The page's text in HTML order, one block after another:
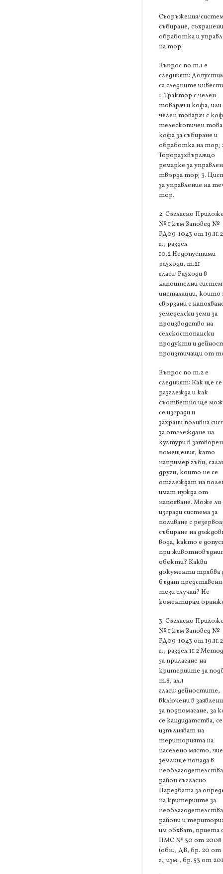
Съоръжения/
събиране,
обработка и
на тор.
Въпрос по т.1 е
следният:
са следните
1. Трактор с челен
товарач и кофа,
челен товарач с
телескопичен
кофа за събиране и
обработка на тор;
Тороразхвърлящо
ремарке за
твърда тор; 3.
за управление на
тор.
2. Съгласно
№ 1 към Заповед №
РД09-1043 от
г., раздел
10.2 Недопустими
разходи, т.21
гласи: Разходи в
напоителни
инсталации, които
свързани с
земеделски земи за
производство на
селскостопански
продукти и
произтичащи от
Въпрос по т.2 е
следният: Как ще се
разглежда и как
съответно ще
се изгради и
захрани поливна
за отглеждане на
култури в
помещения, като
например гъби,
други, които не се
отглеждат на
имат нужда от
напояване. Може ли
изгради система за
поливане с
събиране на
вода, както е
при
обекти? Какви
документи трябва
бъдат представени
тези случаи? Не
коментирам
3. Съгласно
№ 1 към Заповед №
РД09-1043 от
г., раздел 11.2
за прилагане на
критериите за
т.8, ал.1
гласи: дейностите,
включени в
за подпомагане, за
се кандидатства, се
изпълняват на
територията на
населено място,
землище попада в
район съгласно
Наредбата за
на критериите за
райони и
им обхват, приета
ПМС № 30 от 2008
(обн., ДВ, бр. 20 от
г.; изм., бр. 53 от